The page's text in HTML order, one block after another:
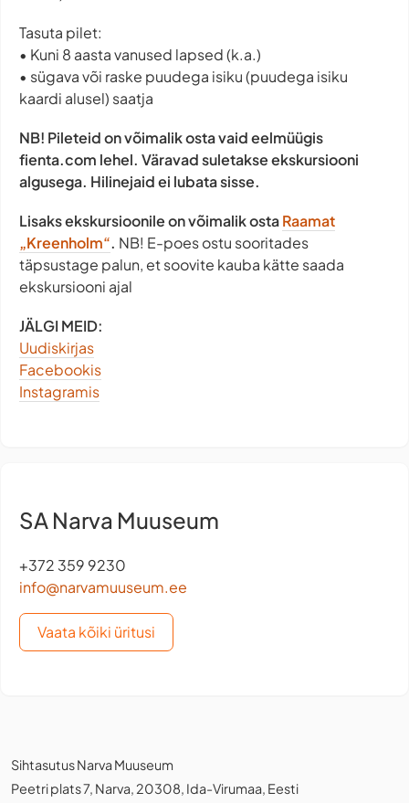
Tasuta pilet:
• Kuni 8 aasta vanused lapsed (k.a.)
• sügava või raske puudega isiku (puudega isiku
kaardi alusel) saatja
NB! Pileteid on võimalik osta vaid eelmüügis
fienta.com lehel. Väravad suletakse ekskursiooni
algusega. Hilinejaid ei lubata sisse.
Lisaks ekskursioonile on võimalik ostaRaamat
„Kreenholm“. NB! E-poes ostu sooritades
täpsustage palun, et soovite kauba kätte saada
ekskursiooni ajal
JÄLGI MEID:
Uudiskirjas
Facebookis
Instagramis
SA Narva Muuseum
+372 359 9230
info@narvamuuseum.ee
Vaata kõiki üritusi
Sihtasutus Narva Muuseum
Peetri plats 7, Narva, 20308, Ida-Virumaa, Eesti